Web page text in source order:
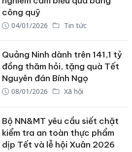
công quỹ
04/01/2026 Tin tức
Quảng Ninh dành trên 141,1 tỷ
đồng thăm hỏi, tặng quà Tết
Nguyên đán Bính Ngọ
08/01/2026 Xã hội
Bộ NN&MT yêu cầu siết chặt
kiểm tra an toàn thực phẩm
dịp Tết và lễ hội Xuân 2026